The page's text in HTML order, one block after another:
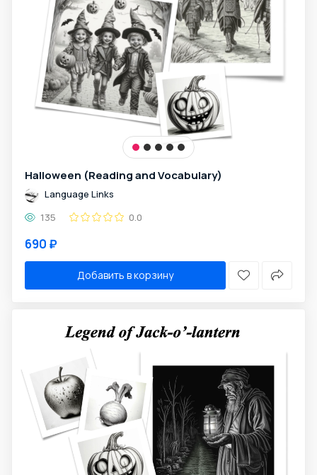
Halloween (Reading and Vocabulary)
Language Links
135
0.0
690 ₽
Добавить в корзину